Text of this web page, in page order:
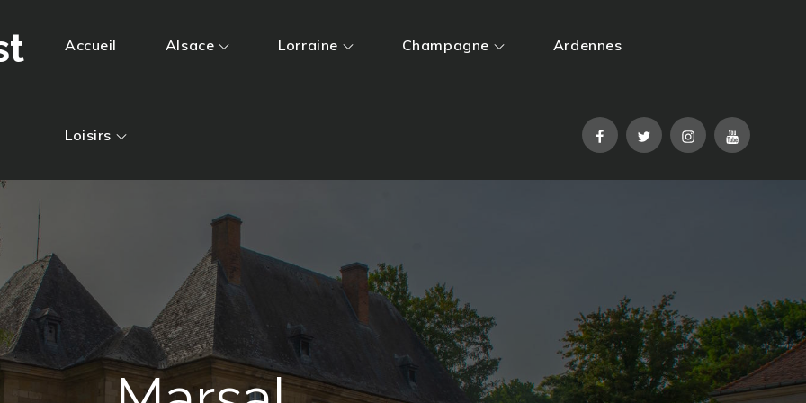
Accueil Alsace Lorraine Champagne Ardennes
Loisirs FacebookTwitterInstagramYouTube